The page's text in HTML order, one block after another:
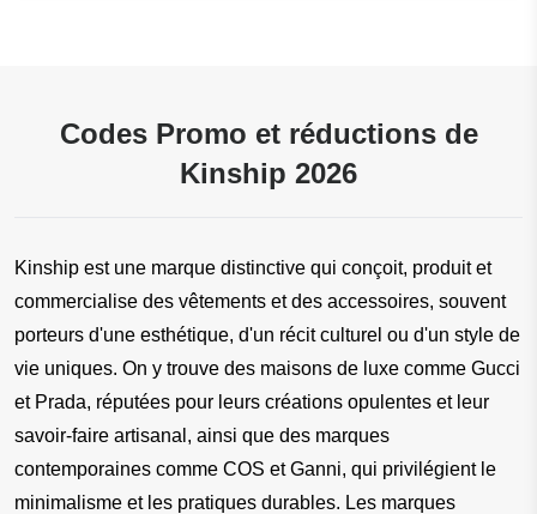
Codes Promo et réductions de
Kinship 2026
Kinship est une marque distinctive qui conçoit, produit et
commercialise des vêtements et des accessoires, souvent
porteurs d'une esthétique, d'un récit culturel ou d'un style de
vie uniques. On y trouve des maisons de luxe comme Gucci
et Prada, réputées pour leurs créations opulentes et leur
savoir-faire artisanal, ainsi que des marques
contemporaines comme COS et Ganni, qui privilégient le
minimalisme et les pratiques durables. Les marques